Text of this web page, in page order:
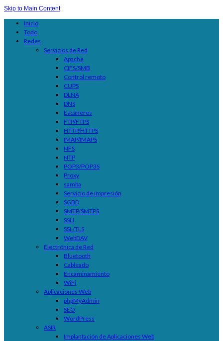
Skip to Main Content
Inicio
Todo
Redes
Servicios de Red
Apache
CIFS/SMB
Control remoto
CUPS
DLNA
DNS
Escáneres
FTP/FTPS
HTTP/HTTPS
IMAP/IMAPS
NFS
NTP
POP3/POP3S
Proxy
samba
Servicio de impresión
SGBD
SMTP/SMTPS
SSH
SSL/TLS
WebDAV
Electrónica de Red
Bluetooth
Cableado
Encaminamiento
WiFi
Aplicaciones Web
phpMyAdmin
SEO
WordPress
ASIR
Implantación de Aplicaciones Web